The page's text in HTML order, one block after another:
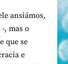
ansiámos,
, mas o
que se
e